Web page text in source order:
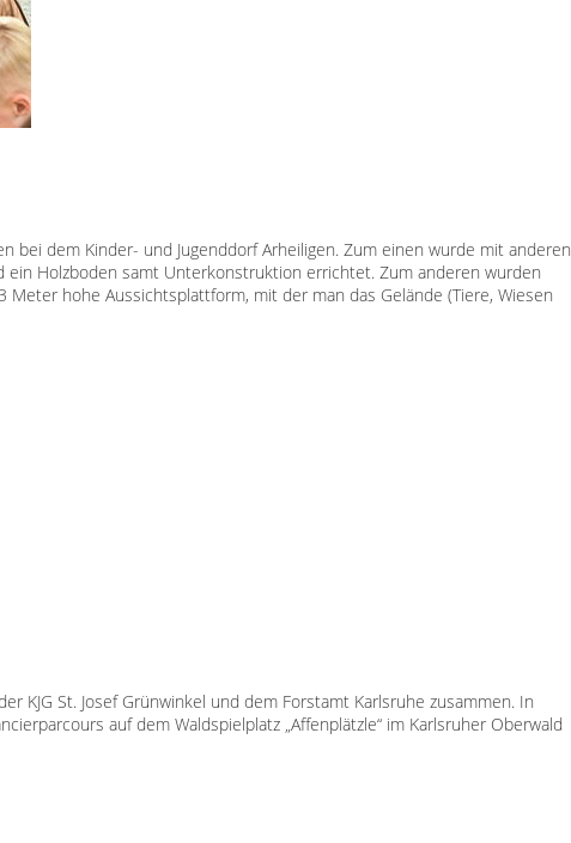
bei dem Kinder- und Jugenddorf Arheiligen. Zum einen wurde mit anderen
Holzboden samt Unterkonstruktion errichtet. Zum anderen wurden
Meter hohe Aussichtsplattform, mit der man das Gelände (Tiere, Wiesen
KJG St. Josef Grünwinkel und dem Forstamt Karlsruhe zusammen. In
auf dem Waldspielplatz „Affenplätzle“ im Karlsruher Oberwald